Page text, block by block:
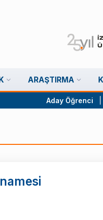
ARAŞTIRMA
Aday Öğrenci